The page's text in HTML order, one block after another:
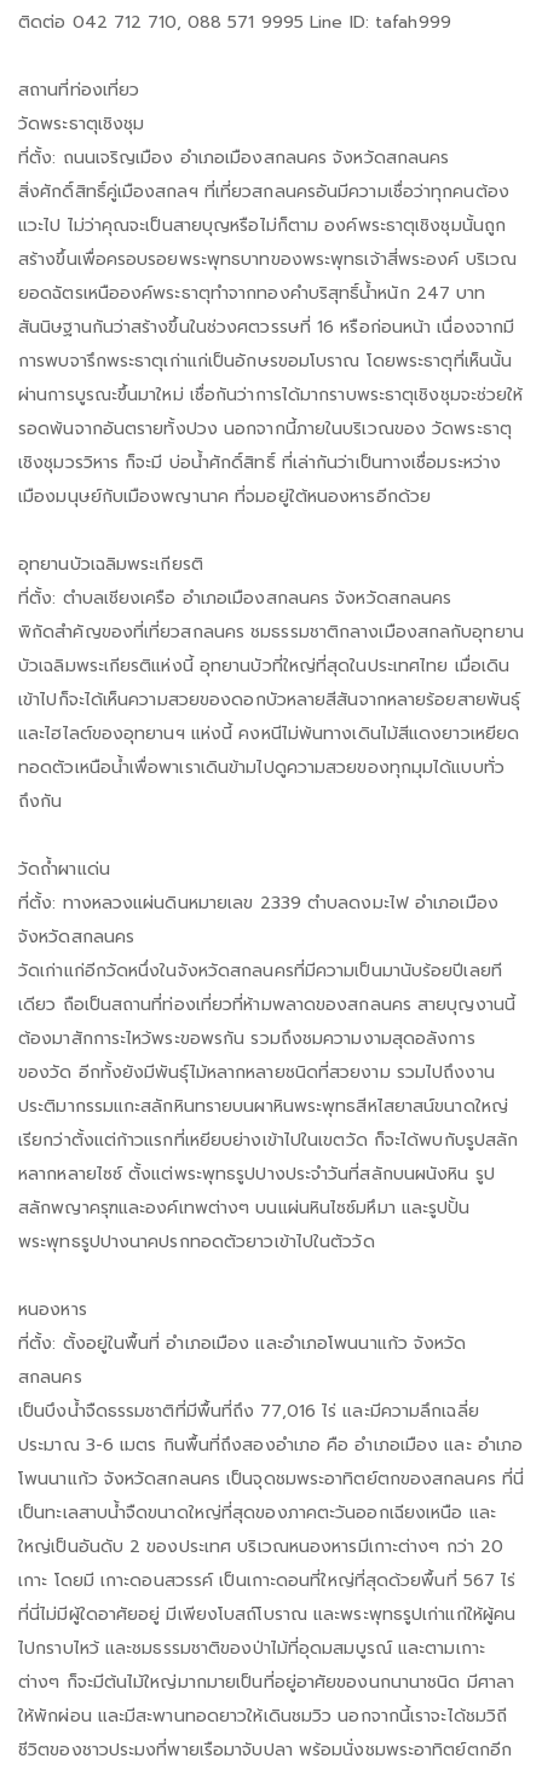
ติดต่อ 042 712 710, 088 571 9995 Line ID: tafah999
สถานที่ท่องเที่ยว
วัดพระธาตุเชิงชุม
ที่ตั้ง: ถนนเจริญเมือง อำเภอเมืองสกลนคร จังหวัดสกลนคร
สิ่งศักดิ์สิทธิ์คู่เมืองสกลฯ ที่เที่ยวสกลนครอันมีความเชื่อว่าทุกคนต้อง
แวะไป ไม่ว่าคุณจะเป็นสายบุญหรือไม่ก็ตาม องค์พระธาตุเชิงชุมนั้นถูก
สร้างขึ้นเพื่อครอบรอยพระพุทธบาทของพระพุทธเจ้าสี่พระองค์ บริเวณ
ยอดฉัตรเหนือองค์พระธาตุทำจากทองคำบริสุทธิ์น้ำหนัก 247 บาท
สันนิษฐานกันว่าสร้างขึ้นในช่วงศตวรรษที่ 16 หรือก่อนหน้า เนื่องจากมี
การพบจารึกพระธาตุเก่าแก่เป็นอักษรขอมโบราณ โดยพระธาตุที่เห็นนั้น
ผ่านการบูรณะขึ้นมาใหม่ เชื่อกันว่าการได้มากราบพระธาตุเชิงชุมจะช่วยให้
รอดพ้นจากอันตรายทั้งปวง นอกจากนี้ภายในบริเวณของ วัดพระธาตุ
เชิงชุมวรวิหาร ก็จะมี บ่อน้ำศักดิ์สิทธิ์ ที่เล่ากันว่าเป็นทางเชื่อมระหว่าง
เมืองมนุษย์กับเมืองพญานาค ที่จมอยู่ใต้หนองหารอีกด้วย
อุทยานบัวเฉลิมพระเกียรติ
ที่ตั้ง: ตำบลเชียงเครือ อำเภอเมืองสกลนคร จังหวัดสกลนคร
พิกัดสำคัญของที่เที่ยวสกลนคร ชมธรรมชาติกลางเมืองสกลกับอุทยาน
บัวเฉลิมพระเกียรติแห่งนี้ อุทยานบัวที่ใหญ่ที่สุดในประเทศไทย เมื่อเดิน
เข้าไปก็จะได้เห็นความสวยของดอกบัวหลายสีสันจากหลายร้อยสายพันธุ์
และไฮไลต์ของอุทยานฯ แห่งนี้ คงหนีไม่พ้นทางเดินไม้สีแดงยาวเหยียด
ทอดตัวเหนือน้ำเพื่อพาเราเดินข้ามไปดูความสวยของทุกมุมได้แบบทั่ว
ถึงกัน
วัดถ้ำผาแด่น
ที่ตั้ง: ทางหลวงแผ่นดินหมายเลข 2339 ตำบลดงมะไฟ อำเภอเมือง
จังหวัดสกลนคร
วัดเก่าแก่อีกวัดหนึ่งในจังหวัดสกลนครที่มีความเป็นมานับร้อยปีเลยที
เดียว ถือเป็นสถานที่ท่องเที่ยวที่ห้ามพลาดของสกลนคร สายบุญงานนี้
ต้องมาสักการะไหว้พระขอพรกัน รวมถึงชมความงามสุดอลังการ
ของวัด อีกทั้งยังมีพันธุ์ไม้หลากหลายชนิดที่สวยงาม รวมไปถึงงาน
ประติมากรรมแกะสลักหินทรายบนผาหินพระพุทธสีหไสยาสน์ขนาดใหญ่
เรียกว่าตั้งแต่ก้าวแรกที่เหยียบย่างเข้าไปในเขตวัด ก็จะได้พบกับรูปสลัก
หลากหลายไซซ์ ตั้งแต่พระพุทธรูปปางประจำวันที่สลักบนผนังหิน รูป
สลักพญาครุฑและองค์เทพต่างๆ บนแผ่นหินไซซ์มหึมา และรูปปั้น
พระพุทธรูปปางนาคปรกทอดตัวยาวเข้าไปในตัววัด
หนองหาร
ที่ตั้ง: ตั้งอยู่ในพื้นที่ อำเภอเมือง และอำเภอโพนนาแก้ว จังหวัด
สกลนคร
เป็นบึงน้ำจืดธรรมชาติที่มีพื้นที่ถึง 77,016 ไร่ และมีความลึกเฉลี่ย
ประมาณ 3-6 เมตร กินพื้นที่ถึงสองอำเภอ คือ อำเภอเมือง และ อำเภอ
โพนนาแก้ว จังหวัดสกลนคร เป็นจุดชมพระอาทิตย์ตกของสกลนคร ที่นี่
เป็นทะเลสาบน้ำจืดขนาดใหญ่ที่สุดของภาคตะวันออกเฉียงเหนือ และ
ใหญ่เป็นอันดับ 2 ของประเทศ บริเวณหนองหารมีเกาะต่างๆ กว่า 20
เกาะ โดยมี เกาะดอนสวรรค์ เป็นเกาะดอนที่ใหญ่ที่สุดด้วยพื้นที่ 567 ไร่
ที่นี่ไม่มีผู้ใดอาศัยอยู่ มีเพียงโบสถ์โบราณ และพระพุทธรูปเก่าแก่ให้ผู้คน
ไปกราบไหว้ และชมธรรมชาติของป่าไม้ที่อุดมสมบูรณ์ และตามเกาะ
ต่างๆ ก็จะมีต้นไม้ใหญ่มากมายเป็นที่อยู่อาศัยของนกนานาชนิด มีศาลา
ให้พักผ่อน และมีสะพานทอดยาวให้เดินชมวิว นอกจากนี้เราจะได้ชมวิถี
ชีวิตของชาวประมงที่พายเรือมาจับปลา พร้อมนั่งชมพระอาทิตย์ตกอีก